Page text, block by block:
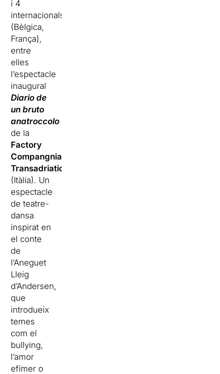
i 4
internacionals
(Bèlgica,
França),
entre
elles
l’espectacle
inaugural
Diario de
un bruto
anatroccolo
de la
Factory
Compangnia
Transadriatica
(Itàlia). Un
espectacle
de teatre-
dansa
inspirat en
el conte
de
l’Aneguet
Lleig
d’Andersen,
que
introdueix
temes
com el
bullying,
l’amor
efímer o